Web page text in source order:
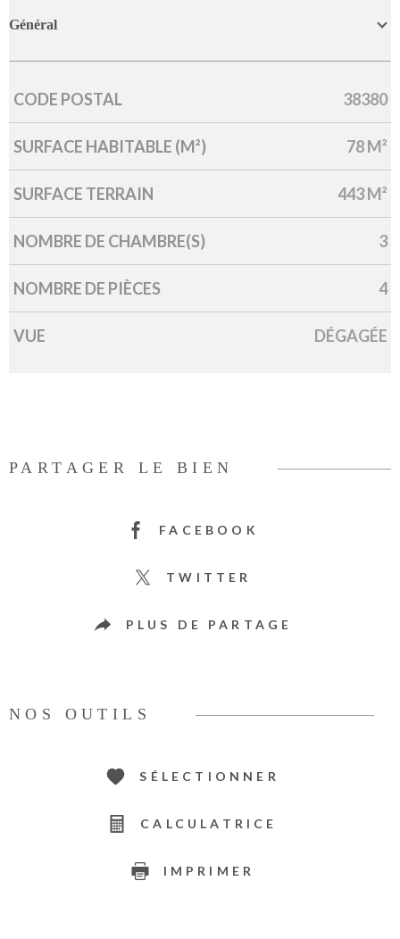
Général
Caractérisque Valeurs
CODE POSTAL 38380
SURFACE HABITABLE (M²) 78 M²
SURFACE TERRAIN 443 M²
NOMBRE DE CHAMBRE(S) 3
NOMBRE DE PIÈCES 4
VUE DÉGAGÉE
PARTAGER LE BIEN
FACEBOOK
TWITTER
PLUS DE PARTAGE
NOS OUTILS
SÉLECTIONNER
CALCULATRICE
IMPRIMER